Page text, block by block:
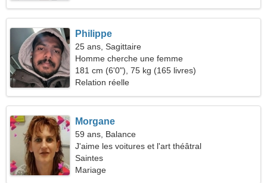
Philippe
25 ans, Sagittaire
Homme cherche une femme
181 cm (6'0"), 75 kg (165 livres)
Relation réelle
Morgane
59 ans, Balance
J'aime les voitures et l'art théâtral
Saintes
Mariage